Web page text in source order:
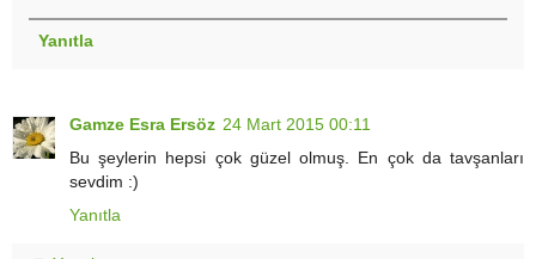
Yanıtla
Gamze Esra Ersöz 24 Mart 2015 00:11
Bu şeylerin hepsi çok güzel olmuş. En çok da tavşanları
sevdim :)
Yanıtla